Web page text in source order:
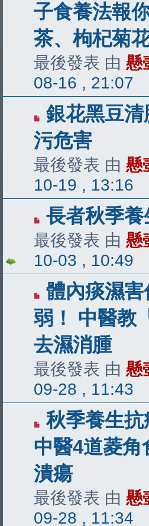
子食養法報
茶、枸杞菊
最後發表 由 懸
08-16 , 21:07
銀花黑豆
污危害
最後發表 由 懸
10-19 , 13:16
長者秋季
最後發表 由 懸
10-03 , 10:49
體內痰濕
弱！ 中醫教
去濕消腫
最後發表 由 懸
09-28 , 11:43
秋季養生抗
中醫4道菱角
潰瘍
最後發表 由 懸
09-28 , 11:34